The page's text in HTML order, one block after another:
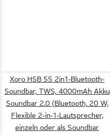
Xoro HSB 55 2in1-Bluetooth-
Soundbar, TWS, 4000mAh Akku
Soundbar 2.0 (Bluetooth, 20 W,
Flexible 2‑in‑1‑Lautsprecher,
einzeln oder als Soundbar